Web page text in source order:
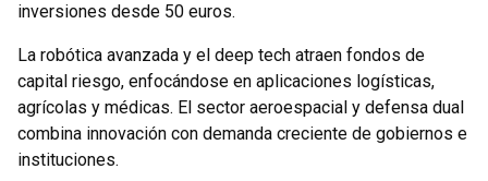
inversiones desde 50 euros.
La robótica avanzada y el deep tech atraen fondos de
capital riesgo, enfocándose en aplicaciones logísticas,
agrícolas y médicas. El sector aeroespacial y defensa dual
combina innovación con demanda creciente de gobiernos e
instituciones.